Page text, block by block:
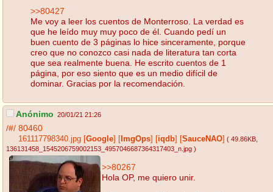
>>80427
Me voy a leer los cuentos de Monterroso. La verdad es
que he leído muy muy poco de él. Cuando pedí un
buen cuento de 3 páginas lo hice sinceramente, porque
creo que no conozco casi nada de literatura tan corta
que sea realmente buena. He escrito cuentos de 1
página, por eso siento que es un medio difícil de
dominar. Gracias por la recomendación.
Anónimo 20/01/21 21:26
/#/ 80460
161117798340.jpg Google ImgOps iqdb SauceNAO ( 49.86KB
136131458_1545206759002153_4957046687364317403_n.jpg )
>>80267
Hola OP, me quiero unir.